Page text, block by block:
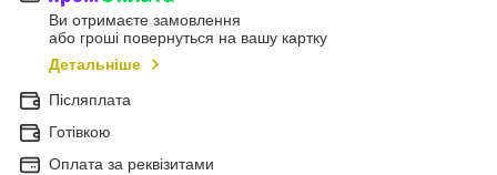
Ви отримаєте замовлення
або гроші повернуться на вашу картку
Детальніше
Післяплата
Готівкою
Оплата за реквізитами